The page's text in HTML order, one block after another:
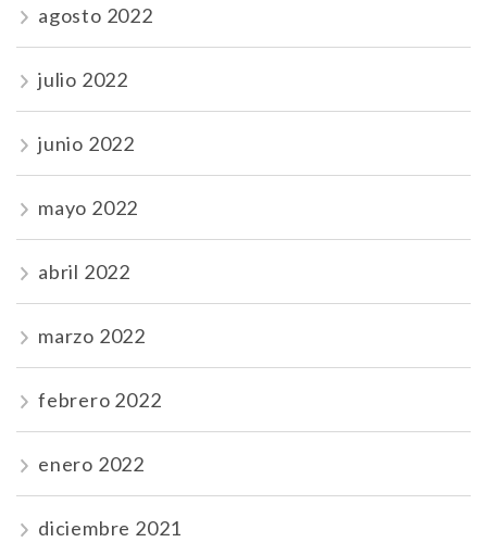
agosto 2022
julio 2022
junio 2022
mayo 2022
abril 2022
marzo 2022
febrero 2022
enero 2022
diciembre 2021